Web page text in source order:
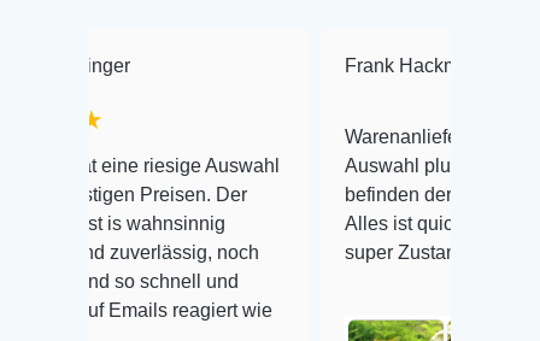
riesige Auswahl
Preisen. Der
wahnsinnig
noch
schnell und
reagiert wie
Frank Hackmayer ★★★★
Warenanlieferung Top und die
Auswahl plus gesundheitliches
befinden der Fische einwandfrei.
Alles ist quick lebendig und im
super Zustand. Gerne wieder 😃